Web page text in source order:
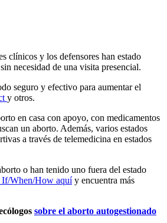
clínicos y los defensores han estado
necesidad de una visita presencial.
seguro y efectivo para aumentar el
y otros.
en casa con apoyo, con medicamentos
un aborto. Además, varios estados
a través de telemedicina en estados
o han tenido uno fuera del estado
If/When/How aquíy encuentra más
sobre el aborto autogestionado